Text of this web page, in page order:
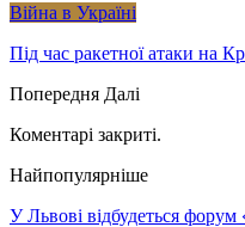
Війна в Україні
Під час ракетної атаки на
Попередня Далі
Коментарі закриті.
Найпопулярніше
У Львові відбудеться форум